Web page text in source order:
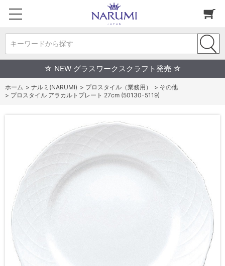
キーワードから探す
☆ NEW グラスワークスクラフト発売 ☆
ホーム > ナルミ(NARUMI) > プロスタイル（業務用） > その他
> プロスタイル アラカルトプレート 27cm (50130-5119)